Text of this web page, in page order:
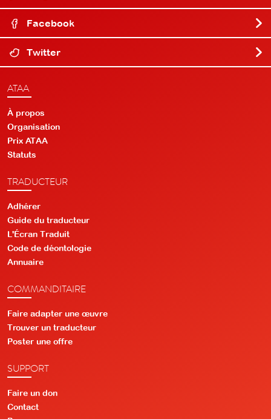
Facebook
Twitter
ATAA
À propos
Organisation
Prix ATAA
Statuts
TRADUCTEUR
Adhérer
Guide du traducteur
L'Écran Traduit
Code de déontologie
Annuaire
COMMANDITAIRE
Faire adapter une œuvre
Trouver un traducteur
Poster une offre
SUPPORT
Faire un don
Contact